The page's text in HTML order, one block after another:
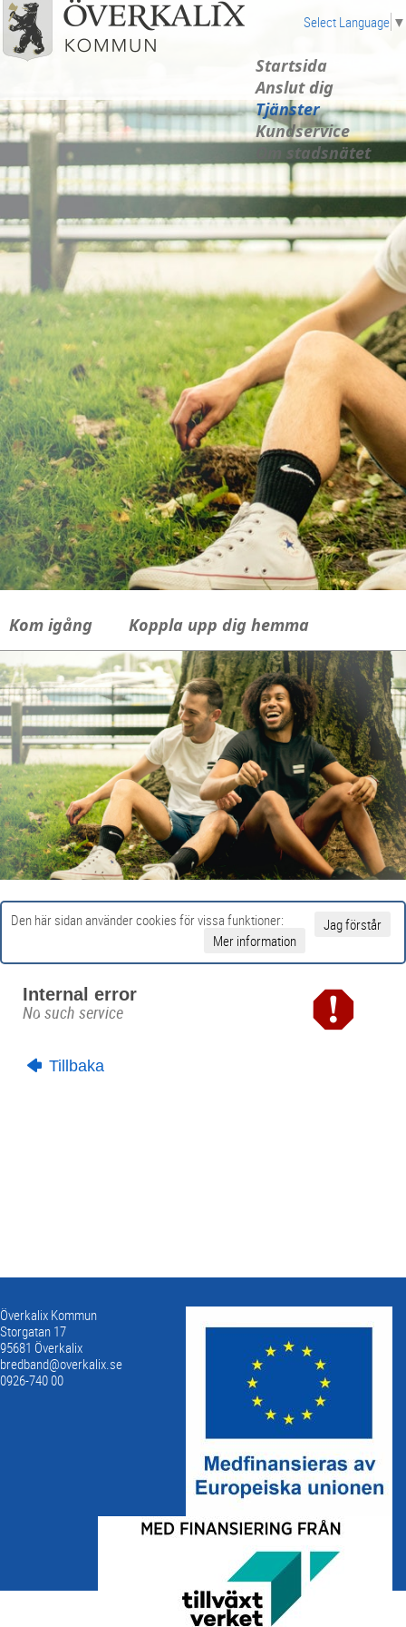
Startsida
Anslut dig
Tjänster
Kundservice
Om stadsnätet
Select Language ▼
Kom igång Koppla upp dig hemma
Den här sidan använder cookies för vissa funktioner:
Jag förstår
Mer information
Internal error
No such service
Tillbaka
Överkalix Kommun
Storgatan 17
95681 Överkalix
bredband@overkalix.se
0926-740 00